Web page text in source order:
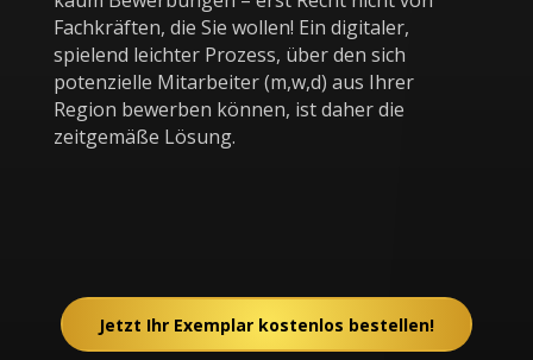
Fachkräften, die Sie wollen! Ein digitaler,
spielend leichter Prozess, über den sich
potenzielle Mitarbeiter (m,w,d) aus Ihrer
Region bewerben können, ist daher die
zeitgemäße Lösung.
Jetzt Ihr Exemplar kostenlos bestellen!